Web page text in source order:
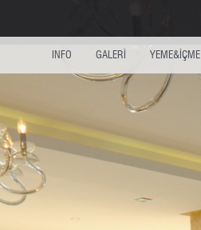
INFO GALERİ YEME&İÇME